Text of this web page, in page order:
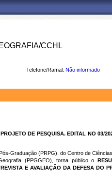
CCHL
Telefone/Ramal: Não informado
DE PESQUISA. EDITAL NO 03/
Graduação (PRPG), do Centro de
(PPGGEO), torna público o
E AVALIAÇÃO DA DEFESA DO